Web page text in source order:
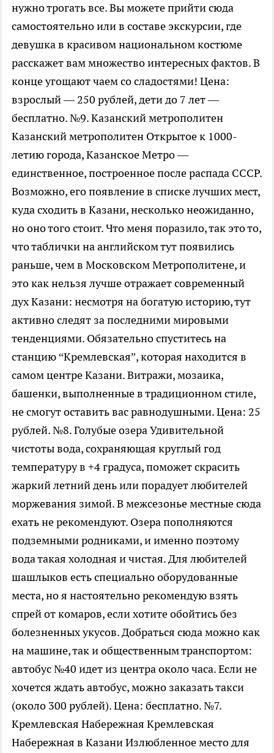
нужно трогать все. Вы можете прийти сюда
самостоятельно или в составе экскурсии, где
девушка в красивом национальном костюме
расскажет вам множество интересных фактов. В
конце угощают чаем со сладостями! Цена:
взрослый — 250 рублей, дети до 7 лет —
бесплатно. №9. Казанский метрополитен
Казанский метрополитен Открытое к 1000-
летию города, Казанское Метро —
единственное, построенное после распада СССР.
Возможно, его появление в списке лучших мест,
куда сходить в Казани, несколько неожиданно,
но оно того стоит. Что меня поразило, так это то,
что таблички на английском тут появились
раньше, чем в Московском Метрополитене, и
это как нельзя лучше отражает современный
дух Казани: несмотря на богатую историю, тут
активно следят за последними мировыми
тенденциями. Обязательно спуститесь на
станцию “Кремлевская”, которая находится в
самом центре Казани. Витражи, мозаика,
башенки, выполненные в традиционном стиле,
не смогут оставить вас равнодушными. Цена: 25
рублей. №8. Голубые озера Удивительной
чистоты вода, сохраняющая круглый год
температуру в +4 градуса, поможет скрасить
жаркий летний день или порадует любителей
моржевания зимой. В межсезонье местные сюда
ехать не рекомендуют. Озера пополняются
подземными родниками, и именно поэтому
вода такая холодная и чистая. Для любителей
шашлыков есть специально оборудованные
места, но я настоятельно рекомендую взять
спрей от комаров, если хотите обойтись без
болезненных укусов. Добраться сюда можно как
на машине, так и общественным транспортом:
автобус №40 идет из центра около часа. Если не
хочется ждать автобус, можно заказать такси
(около 300 рублей). Цена: бесплатно. №7.
Кремлевская Набережная Кремлевская
Набережная в Казани Излюбленное место для